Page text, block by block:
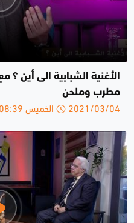
الأغنية الشبابية الى أين
مطرب وملحن
2021/03/04 الخميس 08:39 ص